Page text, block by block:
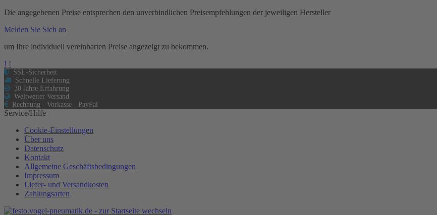
Die angegebenen Preise entsprechen den unverbindlichen Preisempfehlungen der jeweiligen Hersteller
Melden Sie Sich an
um Ihre individuell vereinbarten Preise angezeigt zu bekommen.
! !
SSL-Sicherheit
Schnelle Lieferung
30 Jahre Erfahrung
Weltweiter Versand
Rechnung - Vorkasse - PayPal
Service/Hilfe
Cookie-Einstellungen
Über uns
Datenschutz
Kontakt
Allgemeine Geschäftsbedingungen
Impressum
Liefer- und Versandkosten
Zahlungsarten